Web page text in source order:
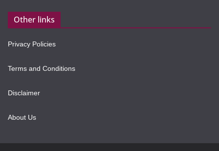
Other links
Privacy Policies
Terms and Conditions
Disclaimer
About Us